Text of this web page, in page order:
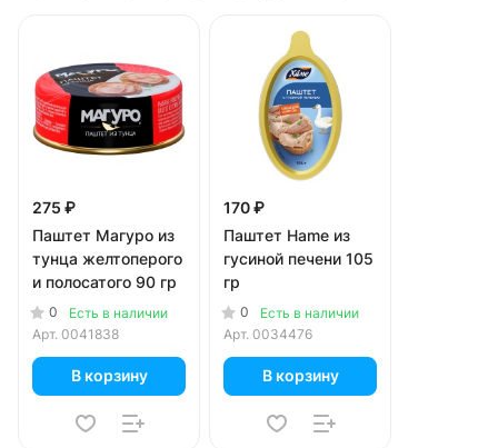
275 ₽
Паштет Магуро из
тунца желтоперого
и полосатого 90 гр
0
Есть в наличии
Арт. 0041838
В корзину
170 ₽
Паштет Hame из
гусиной печени 105
гр
0
Есть в наличии
Арт. 0034476
В корзину